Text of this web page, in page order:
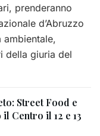
prenderanno
d’Abruzzo
della giuria del
Street Food e
Centro il 12 e 13